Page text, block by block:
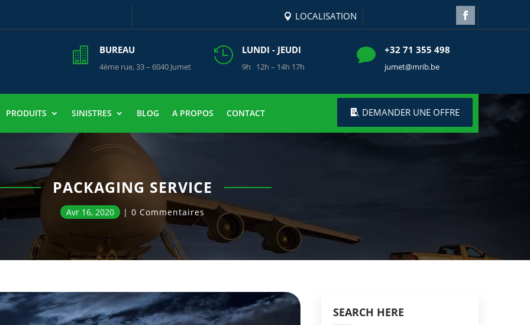
LOCALISATION
 BUREAU
4ème rue, 33 – 6040 Jumet
 LUNDI - JEUDI
9h 12h – 14h 17h
 +32 71 355 498
jumet@mrib.be
PRODUITS SINISTRES BLOG A PROPOS CONTACT DEMANDER UNE OFFRE
PACKAGING SERVICE
Avr 16, 2020 0 Commentaires
SEARCH HERE